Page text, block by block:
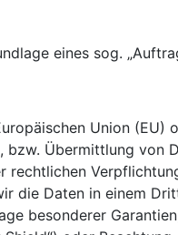
eines sog.
Union
Übermittlung
rechtlichen
die Daten in einem
besonderer